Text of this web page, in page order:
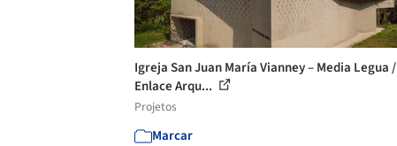
Igreja San Juan María Vianney – Media Legua /
Enlace Arqu...
Projetos
Marcar